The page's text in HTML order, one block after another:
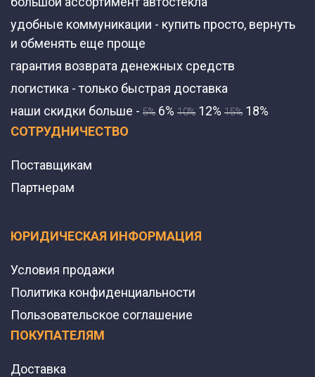
удобные коммуникации - купить просто, вернуть
и обменять еще проще
гарантия возврата денежных средств
логистика - только быстрая доставка
наши скидки больше - 5% 6% 10% 12% 15% 18%
СОТРУДНИЧЕСТВО
Поставщикам
Партнерам
ЮРИДИЧЕСКАЯ ИНФОРМАЦИЯ
Условия продажи
Политика конфиденциальности
Пользовательское соглашение
ПОКУПАТЕЛЯМ
Доставка